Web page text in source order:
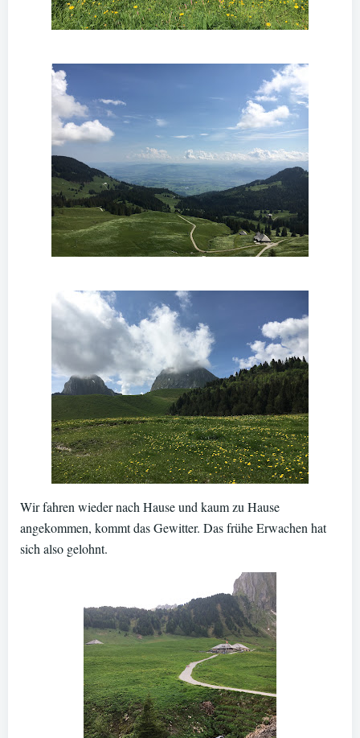
Wir fahren wieder nach Hause und kaum zu Hause
angekommen, kommt das Gewitter. Das frühe Erwachen hat
sich also gelohnt.